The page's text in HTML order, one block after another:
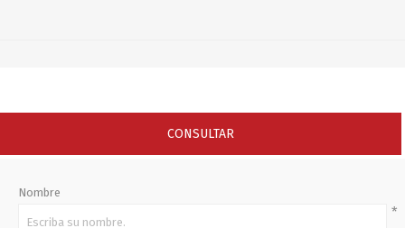
CONSULTAR
Nombre
*